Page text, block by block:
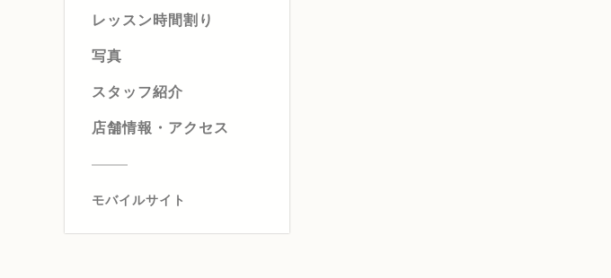
レッスン時間割り
写真
スタッフ紹介
店舗情報・アクセス
モバイルサイト